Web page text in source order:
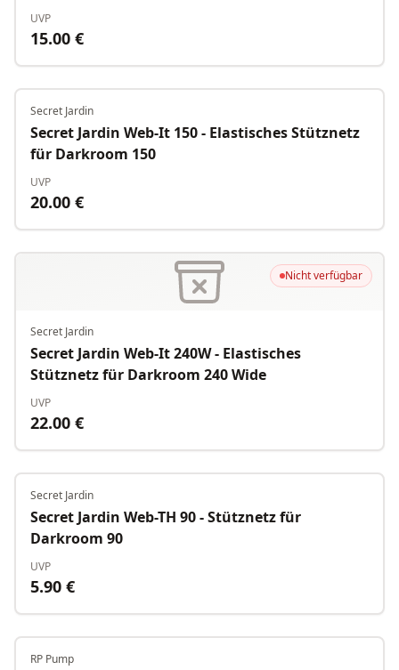
UVP
15.00 €
Secret Jardin
Secret Jardin Web-It 150 - Elastisches Stütznetz
für Darkroom 150
UVP
20.00 €
Nicht verfügbar
Secret Jardin
Secret Jardin Web-It 240W - Elastisches
Stütznetz für Darkroom 240 Wide
UVP
22.00 €
Secret Jardin
Secret Jardin Web-TH 90 - Stütznetz für
Darkroom 90
UVP
5.90 €
RP Pump